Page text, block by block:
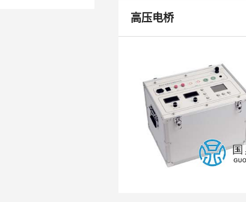
高压电桥